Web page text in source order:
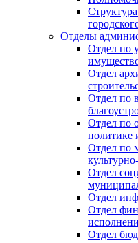
Отделы
Отдел по
Отдел
Отдел по
Отдел по
политике
Отдел по
Отдел
Отдел
Отдел
Отдел